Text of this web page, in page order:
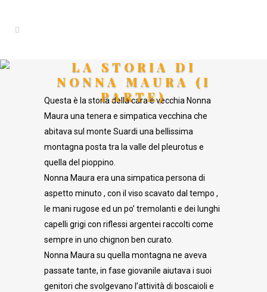
LA STORIA DI
NONNA MAURA (I
PARTE)
Questa è la storia della cara e vecchia Nonna
Maura una tenera e simpatica vecchina che
abitava sul monte Suardi una bellissima
montagna posta tra la valle del pleurotus e
quella del pioppino.
Nonna Maura era una simpatica persona di
aspetto minuto , con il viso scavato dal tempo ,
le mani rugose ed un po’ tremolanti e dei lunghi
capelli grigi con riflessi argentei raccolti come
sempre in uno chignon ben curato.
Nonna Maura su quella montagna ne aveva
passate tante, in fase giovanile aiutava i suoi
genitori che svolgevano l’attività di boscaioli e